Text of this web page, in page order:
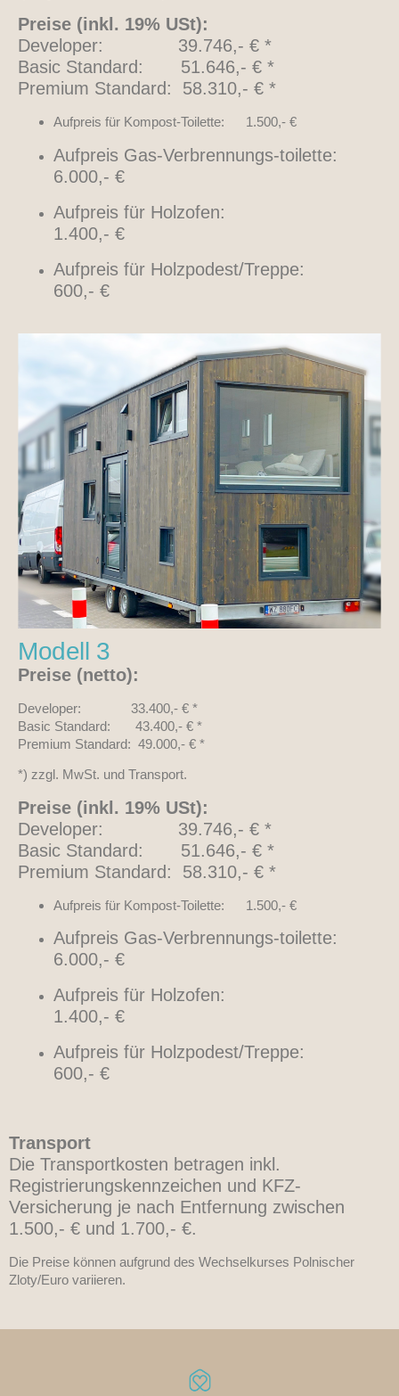
Preise (inkl. 19% USt):
Developer: 39.746,- € *
Basic Standard: 51.646,- € *
Premium Standard: 58.310,- € *
Aufpreis für Kompost-Toilette: 1.500,- €
Aufpreis Gas-Verbrennungs-toilette:
6.000,- €
Aufpreis für Holzofen:
1.400,- €
Aufpreis für Holzpodest/Treppe:
600,- €
Modell 3
Preise (netto):
Developer: 33.400,- € *
Basic Standard: 43.400,- € *
Premium Standard: 49.000,- € *
*) zzgl. MwSt. und Transport.
Preise (inkl. 19% USt):
Developer: 39.746,- € *
Basic Standard: 51.646,- € *
Premium Standard: 58.310,- € *
Aufpreis für Kompost-Toilette: 1.500,- €
Aufpreis Gas-Verbrennungs-toilette:
6.000,- €
Aufpreis für Holzofen:
1.400,- €
Aufpreis für Holzpodest/Treppe:
600,- €
Transport
Die Transportkosten betragen inkl.
Registrierungskennzeichen und KFZ-
Versicherung je nach Entfernung zwischen
1.500,- € und 1.700,- €.
Die Preise können aufgrund des Wechselkurses Polnischer
Zloty/Euro variieren.